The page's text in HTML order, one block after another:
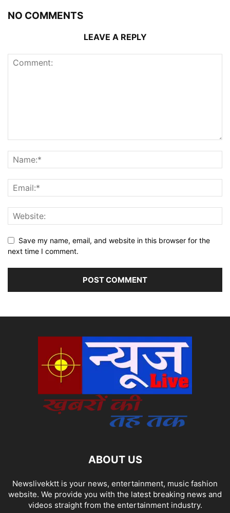
NO COMMENTS
LEAVE A REPLY
Save my name, email, and website in this browser for the
next time I comment.
ABOUT US
Newslivekktt is your news, entertainment, music fashion
website. We provide you with the latest breaking news and
videos straight from the entertainment industry.